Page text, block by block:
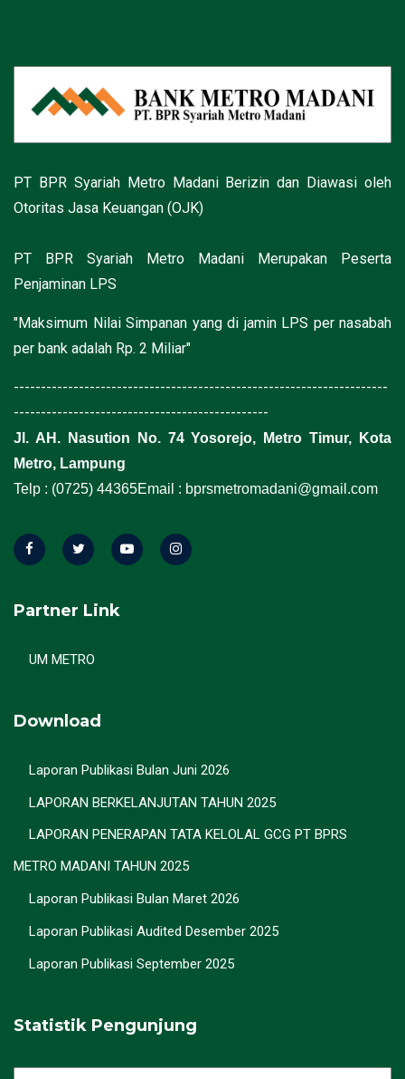
PT BPR Syariah Metro Madani Berizin dan Diawasi oleh
Otoritas Jasa Keuangan (OJK)
PT BPR Syariah Metro Madani Merupakan Peserta
Penjaminan LPS
"Maksimum Nilai Simpanan yang di jamin LPS per nasabah
per bank adalah Rp. 2 Miliar"
---------------------------------------------------------------------
-----------------------------------------------
Jl. AH. Nasution No. 74 Yosorejo, Metro Timur, Kota
Metro, Lampung
Telp : (0725) 44365Email : bprsmetromadani@gmail.com
Partner Link
UM METRO
Download
Laporan Publikasi Bulan Juni 2026
LAPORAN BERKELANJUTAN TAHUN 2025
LAPORAN PENERAPAN TATA KELOLAL GCG PT BPRS
METRO MADANI TAHUN 2025
Laporan Publikasi Bulan Maret 2026
Laporan Publikasi Audited Desember 2025
Laporan Publikasi September 2025
Statistik Pengunjung